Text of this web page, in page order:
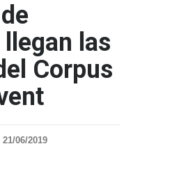
las
Corpus
21/06/2019